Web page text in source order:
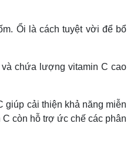
Ổi là cách tuyệt vời để bổ
chứa lượng vitamin C cao
giúp cải thiện khả năng miễn
còn hỗ trợ ức chế các phân